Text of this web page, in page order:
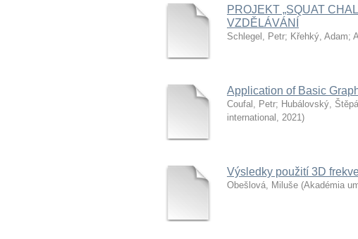
PROJEKT „SQUAT
VZDĚLÁVÁNÍ
Schlegel, Petr; Křehký, Adam;
Application of Basic
Coufal, Petr; Hubálovský,
international , 2021)
Výsledky použití 3D
Obešlová, Miluše (Akadémia